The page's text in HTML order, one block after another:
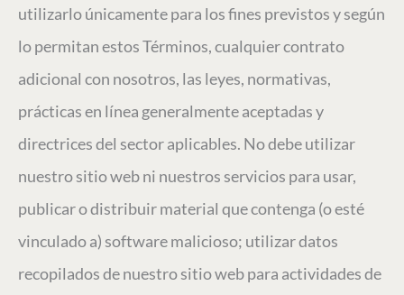
utilizarlo únicamente para los fines previstos y según
lo permitan estos Términos, cualquier contrato
adicional con nosotros, las leyes, normativas,
prácticas en línea generalmente aceptadas y
directrices del sector aplicables. No debe utilizar
nuestro sitio web ni nuestros servicios para usar,
publicar o distribuir material que contenga (o esté
vinculado a) software malicioso; utilizar datos
recopilados de nuestro sitio web para actividades de